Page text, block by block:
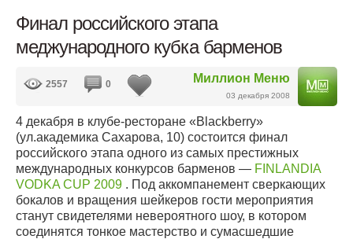
Финал российского этапа
меджународного кубка барменов
Миллион Меню
03 декабря 2008
2557 0
4 декабря в клубе-ресторане «Blackberry»
(ул.академика Сахарова, 10) состоится финал
российского этапа одного из самых престижных
международных конкурсов барменов — FINLANDIA
VODKA CUP 2009 . Под аккомпанемент сверкающих
бокалов и вращения шейкеров гости мероприятия
станут свидетелями невероятного шоу, в котором
соединятся тонкое мастерство и сумасшедшие